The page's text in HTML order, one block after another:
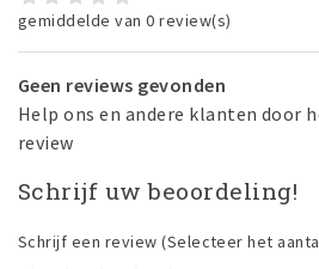
gemiddelde van 0 review(s)
Geen reviews gevonden
Help ons en andere klanten door
review
Schrijf uw beoordeling!
Schrijf een review (Selecteer het